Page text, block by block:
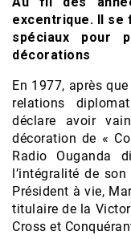
excentrique. Il
spéciaux pour
décorations
En 1977, après
relations
déclare avoir
décoration de «
Radio Ouganda
l’intégralité de
Président à vie,
titulaire de la
Cross et